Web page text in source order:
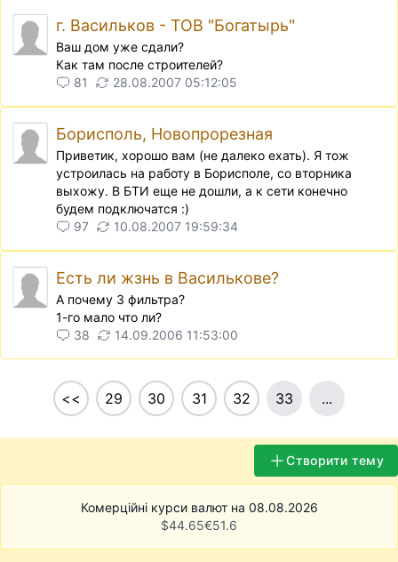
г. Васильков - ТОВ "Богатырь"
Ваш дом уже сдали?
Как там после строителей?
81
28.08.2007 05:12:05
Борисполь, Новопрорезная
Приветик, хорошо вам (не далеко ехать). Я тож
устроилась на работу в Борисполе, со вторника
выхожу. В БТИ еще не дошли, а к сети конечно
будем подключатся :)
97
10.08.2007 19:59:34
Есть ли жзнь в Василькове?
А почему 3 фильтра?
1-го мало что ли?
38
14.09.2006 11:53:00
<< 29 30 31 32 33 ...
Створити тему
Комерційні курси валют на 08.08.2026
$44.65€51.6